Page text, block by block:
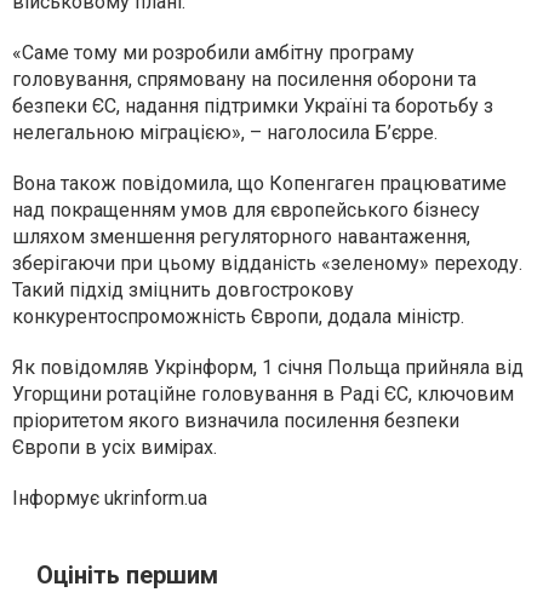
«Саме тому ми розробили амбітну програму
головування, спрямовану на посилення оборони та
безпеки ЄС, надання підтримки Україні та боротьбу з
нелегальною міграцією», – наголосила Б’єрре.
Вона також повідомила, що Копенгаген працюватиме
над покращенням умов для європейського бізнесу
шляхом зменшення регуляторного навантаження,
зберігаючи при цьому відданість «зеленому» переходу.
Такий підхід зміцнить довгострокову
конкурентоспроможність Європи, додала міністр.
Як повідомляв Укрінформ, 1 січня Польща прийняла від
Угорщини ротаційне головування в Раді ЄС, ключовим
пріоритетом якого визначила посилення безпеки
Європи в усіх вимірах.
Інформує ukrinform.ua
Оцініть першим